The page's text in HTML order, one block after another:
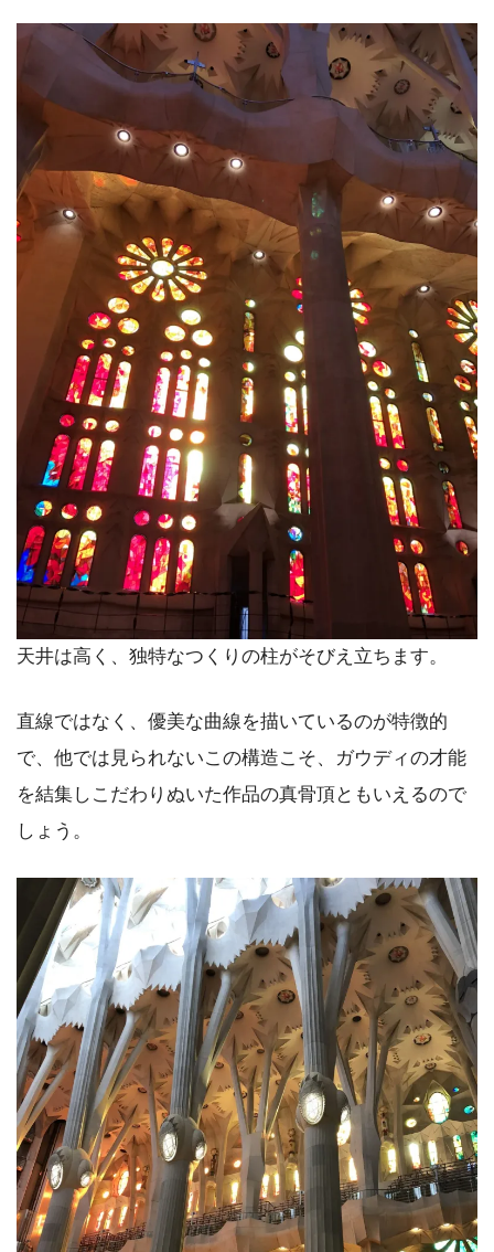
天井は高く、独特なつくりの柱がそびえ立ちます。
直線ではなく、優美な曲線を描いているのが特徴的
で、他では見られないこの構造こそ、ガウディの才能
を結集しこだわりぬいた作品の真骨頂ともいえるので
しょう。